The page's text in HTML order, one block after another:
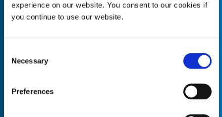
experience on our website. You consent to our cookies if
you continue to use our website.
Selection
Necessary
Preferences
Product Name* Empty